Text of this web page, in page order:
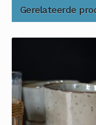
Gerelateerde